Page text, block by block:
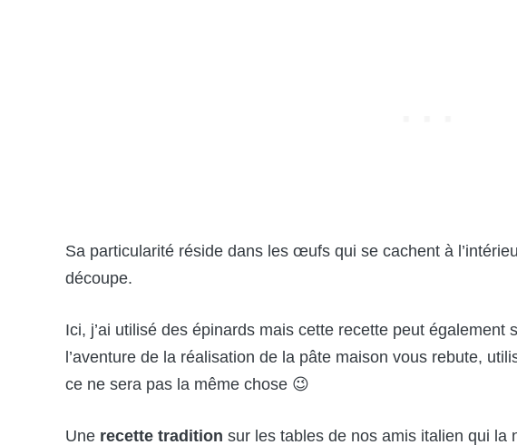
Sa particularité réside dans les œufs qui se cachent à
découpe.
Ici, j’ai utilisé des épinards mais cette recette peut également
l’aventure de la réalisation de la pâte maison vous rebute,
ce ne sera pas la même chose 😉
Une recette tradition sur les tables de nos amis italien qui la